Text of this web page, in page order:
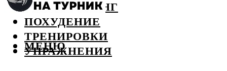
БОДИБИЛДИНГ
ПОХУДЕНИЕ
ТРЕНИРОВКИ
УПРАЖНЕНИЯ
МЕНЮ